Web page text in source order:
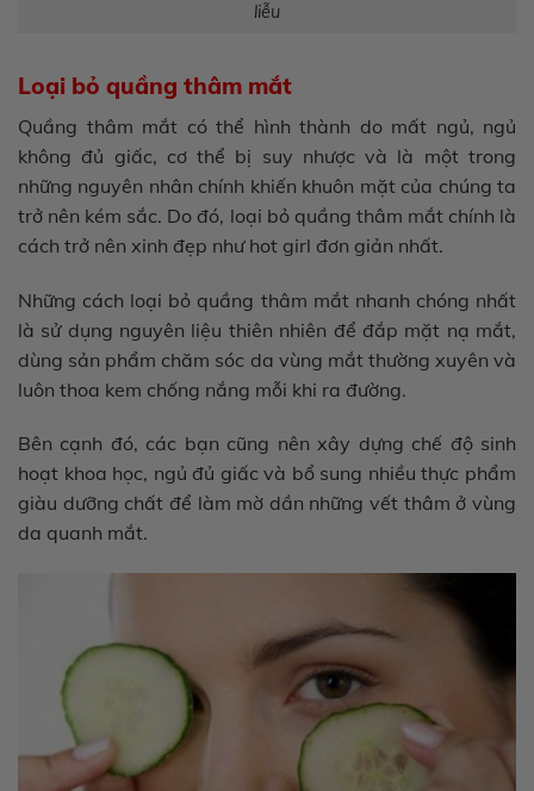
liễu
Loại bỏ quầng thâm mắt
Quầng thâm mắt có thể hình thành do mất ngủ, ngủ
không đủ giấc, cơ thể bị suy nhược và là một trong
những nguyên nhân chính khiến khuôn mặt của chúng ta
trở nên kém sắc. Do đó, loại bỏ quầng thâm mắt chính là
cách trở nên xinh đẹp như hot girl đơn giản nhất.
Những cách loại bỏ quầng thâm mắt nhanh chóng nhất
là sử dụng nguyên liệu thiên nhiên để đắp mặt nạ mắt,
dùng sản phẩm chăm sóc da vùng mắt thường xuyên và
luôn thoa kem chống nắng mỗi khi ra đường.
Bên cạnh đó, các bạn cũng nên xây dựng chế độ sinh
hoạt khoa học, ngủ đủ giấc và bổ sung nhiều thực phẩm
giàu dưỡng chất để làm mờ dần những vết thâm ở vùng
da quanh mắt.